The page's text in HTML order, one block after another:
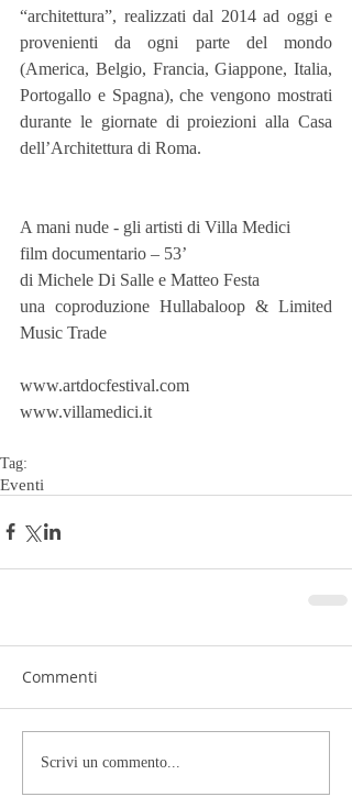
“architettura”, realizzati dal 2014 ad oggi e
provenienti da ogni parte del mondo
(America, Belgio, Francia, Giappone, Italia,
Portogallo e Spagna), che vengono mostrati
durante le giornate di proiezioni alla Casa
dell’Architettura di Roma.
A mani nude - gli artisti di Villa Medici
film documentario – 53’
di Michele Di Salle e Matteo Festa
una coproduzione Hullabaloop & Limited
Music Trade
www.artdocfestival.com
www.villamedici.it
Tag:
Eventi
Commenti
Scrivi un commento...